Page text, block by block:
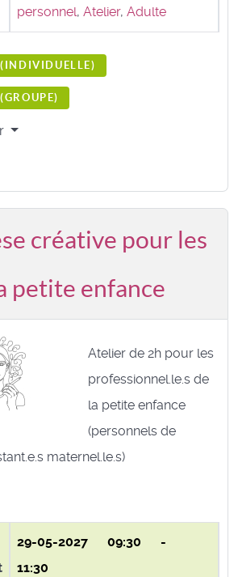
personnel, Atelier, Adulte
INDIVIDUELLE)
GROUPE)
créative pour les
petite enfance
Atelier de 2h pour les
professionnel.le.s de
la petite enfance
(personnels de
maternel.le.s)
29-05-2027 09:30 -
11:30